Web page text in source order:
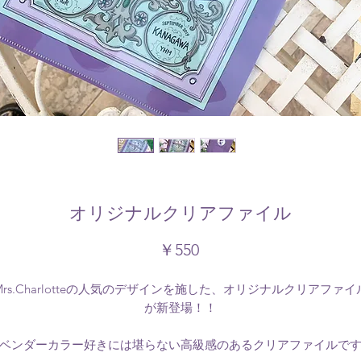
オリジナルクリアファイル
￥550価
の人気のデザインを施した、オリジナルクリアファイ
が新登場！！
ンダーカラー好きには堪らない高級感のあるクリアファイルで